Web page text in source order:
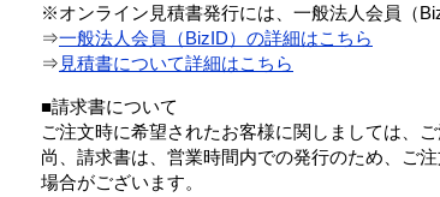
※オンライン見積書発行には、一般法人会員（
⇒一般法人会員（BizID）の詳細はこちら
⇒ 見積書について詳細はこちら
■請求書について
ご注文時に希望されたお客様に関しましては、
尚、請求書は、営業時間内での発行のため、ご
場合がございます。